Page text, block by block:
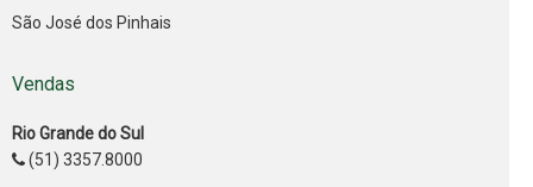
São José dos Pinhais
Vendas
Rio Grande do Sul
(51) 3357.8000